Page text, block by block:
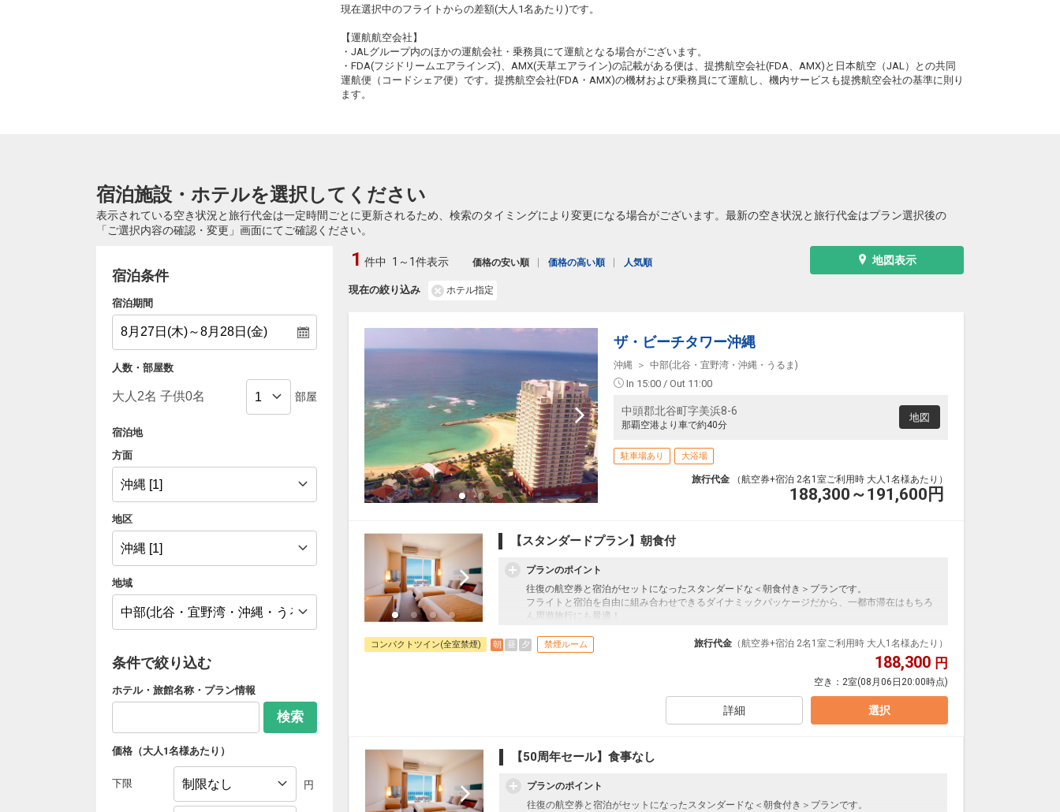
現在選択中のフライトからの差額(大人1名あたり)です。
【運航航空会社】
・JALグループ内のほかの運航会社・乗務員にて運航となる場合がございます。
・FDA(フジドリームエアラインズ)、AMX(天草エアライン)の記載がある便は、提携航空会社(FDA、AMX)と日本航空（JAL）との共同
運航便（コードシェア便）です。提携航空会社(FDA・AMX)の機材および乗務員にて運航し、機内サービスも提携航空会社の基準に則り
ます。
宿泊施設・ホテルを選択してください
表示されている空き状況と旅行代金は一定時間ごとに更新されるため、検索のタイミングにより変更になる場合がございます。最新の空き状況と旅行代金はプラン選択後の
「ご選択内容の確認・変更」画面にてご確認ください。
宿泊条件
宿泊期間
人数・部屋数
部屋
宿泊地
方面
地区
地域
条件で絞り込む
ホテル・旅館名称・プラン情報
検索
価格（大人1名様あたり）
下限 円
地図表示
現在の絞り込み ホテル指定
1 件中 1～1件表示 価格の安い順 価格の高い順 人気順
ザ・ビーチタワー沖縄
沖縄 中部(北谷・宜野湾・沖縄・うるま)
In 15:00 / Out 11:00
中頭郡北谷町字美浜8-6
那覇空港より車で約40分
地図
駐車場あり 大浴場
旅行代金 （航空券+宿泊 2名1室ご利用時 大人1名様あたり）
188,300～191,600 円
【スタンダードプラン】朝食付
プランのポイント
往復の航空券と宿泊がセットになったスタンダードな＜朝食付き＞プランです。
フライトと宿泊を自由に組み合わせできるダイナミックパッケージだから、一都市滞在はもちろ
ん周遊旅行にも最適！
フライトは、安心のJAL（またはJALグループ）確約！フライトマイル50%貯まります。
オプションでレンタカーや現地交通・体験プランなどの追加（同時予約）が可能なプランもござ
コンパクトツイン(全室禁煙) 朝 昼 夕 禁煙ルーム 旅行代金 （航空券+宿泊 2名1室ご利用時 大人1名様あたり）
188,300 円
空き： 2室(08月06日20:00時点)
詳細 選択
【50周年セール】食事なし
プランのポイント
往復の航空券と宿泊がセットになったスタンダードな＜朝食付き＞プランです。